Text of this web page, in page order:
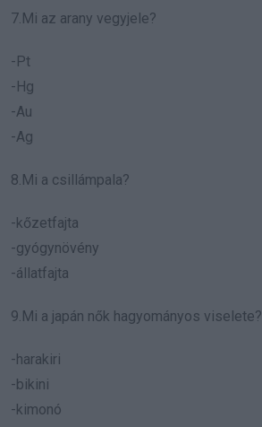
7.Mi az arany vegyjele?
-Pt
-Hg
-Au
-Ag
8.Mi a csillámpala?
-kőzetfajta
-gyógynövény
-állatfajta
9.Mi a japán nők hagyományos viselete?
-harakiri
-bikini
-kimonó